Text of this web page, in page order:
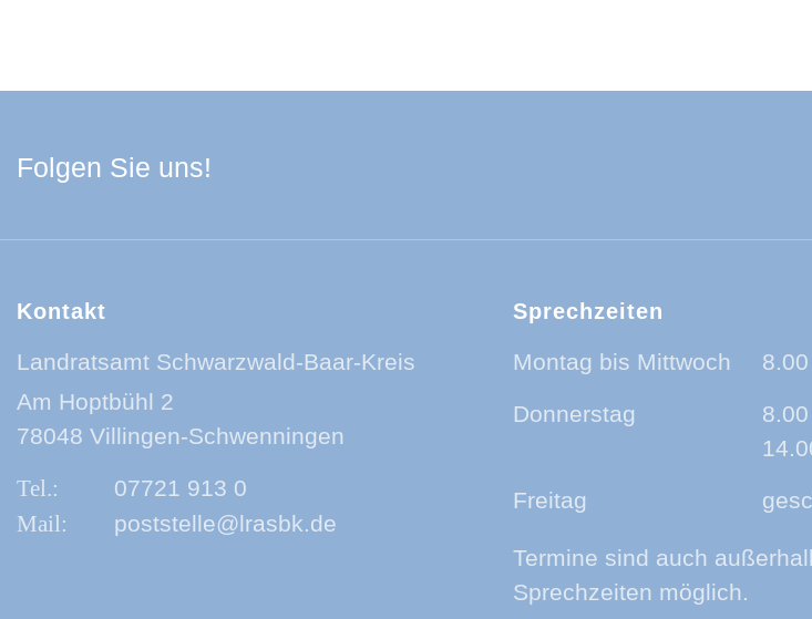
Folgen Sie uns!
Kontakt
Landratsamt Schwarzwald-Baar-Kreis
Am Hoptbühl 2
78048 Villingen-Schwenningen
07721 913 0
poststelle@lrasbk.de
Sprechzeiten
Montag bis Mittwoch
Donnerstag
Freitag
Termine sind auch
Sprechzeiten möglich.